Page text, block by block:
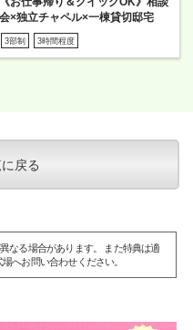
会×独立チャペル×一棟貸切邸宅
3部制 3時間程度
戻る
なる場合があります。 また特典は適
へお問い合わせください。